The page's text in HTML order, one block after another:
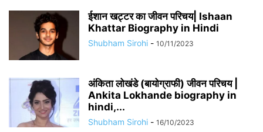
​​ईशान खट्टर का जीवन परिचय| Ishaan
Khattar Biography in Hindi
Shubham Sirohi - 10/11/2023
अंकिता लोखंडे (बायोग्राफी) जीवन परिचय |
Ankita Lokhande biography in
hindi,...
Shubham Sirohi - 16/10/2023